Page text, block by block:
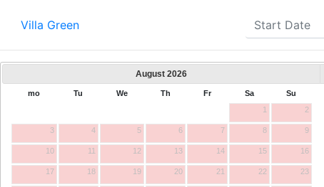
Villa Green
August 2026
mo Tu We Th Fr Sa
Su
1
2
3 4 5 6 7 8 9
10 11 12 13 14 15 16
17 18 19 20 21 22 23